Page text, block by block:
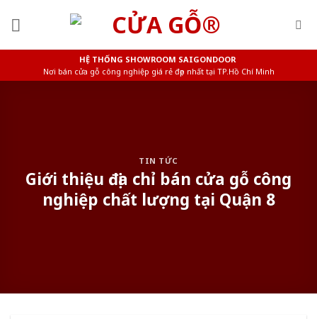
HỆ THỐNG SHOWROOM SAIGONDOOR
Nơi bán cửa gỗ công nghiệp giá rẻ đẹp nhất tại TP.Hồ Chí Minh
TIN TỨC
Giới thiệu địa chỉ bán cửa gỗ công
nghiệp chất lượng tại Quận 8